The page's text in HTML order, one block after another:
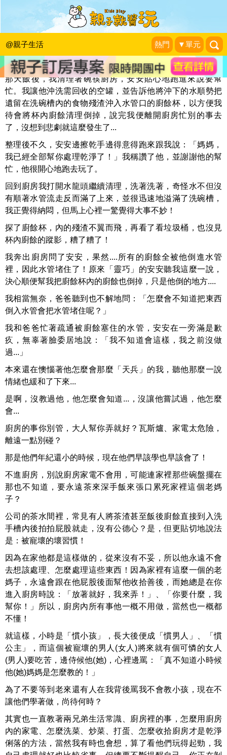
@親子生活 熱門 ▼單元
家務攬身上？孩子沒讓他做，他怎麼會
藍子兄弟|2015-03-28
那天飯後，我清理著碗筷廚房，安安貼心地跑進來說要幫
忙。我讓他沖洗需回收的空罐，並告訴他將沖下的水順勢把
遺留在洗碗槽內的食物殘渣沖入水管口的廚餘杯，以方便我
待會將杯內廚餘清理倒掉，說完我便離開廚房忙別的事去
了，沒想到悲劇就這麼發生了...
整理後不久，安安邊擦乾手邊得意得跑來跟我說：「媽媽，
我已經全部幫你處理乾淨了！」我稱讚了他，並謝謝他的幫
忙，他很開心地跑去玩了。
回到廚房我打開水龍頭繼續清理，洗著洗著，奇怪水不但沒
有順著水管流走反而滿了上來，並很迅速地溢滿了洗碗槽，
我正覺得納悶，但馬上心裡一驚覺得大事不妙！
探了廚餘杯，內的殘渣不翼而飛，再看了看垃圾桶，也沒見
杯內廚餘的蹤影，糟了糟了！
我奔出廚房問了安安，果然....所有的廚餘全被他倒進水管
裡，因此水管堵住了！原來「靈巧」的安安聽我這麼一說，
決心順便幫我把廚餘杯內的廚餘也倒掉，只是他倒的地方....
我相當無奈，爸爸聽到也不解地問：「怎麼會不知道把東西
倒入水管會把水管堵住呢？」
我和爸爸忙著疏通被廚餘塞住的水管，安安在一旁滿是歉
疚，無辜著臉委居地說：「我不知道會這樣，我之前沒做
過...」
本來還在懊惱著他怎麼會那麼「天兵」的我，聽他那麼一說
情緒也緩和了下來...
是啊，沒教過他，他怎麼會知道...，沒讓他嘗試過，他怎麼
會...
廚房的事你別管，大人幫你弄就好？瓦斯爐、家電太危險，
離遠一點別碰？
那是他們年紀還小的時候，現在他們早該學也早該會了！
不進廚房，別說廚房家電不會用，可能連家裡那些碗盤擺在
那也不知道，要永遠茶來深手飯來張口累死家裡這個老媽
子？
公司的茶水間裡，常見有人將茶渣甚至飯後廚餘直接到入洗
手槽內後拍拍屁股就走，沒有公德心？是，但更貼切地說法
是：被寵壞的壞習慣！
因為在家他都是這樣做的，從來沒有不妥，所以他永遠不會
去想該處理、怎麼處理這些東西！因為家裡有這麼一個的老
媽子，永遠會跟在他屁股後面幫他收拾善後，而她總是在你
進入廚房時說：「放著就好，我來弄！」、「你要什麼，我
幫你！」所以，廚房內所有事他一概不用做，當然也一概都
不懂！
就這樣，小時是「慣小孩」，長大後便成「慣男人」、「慣
公主」，而這個被寵壞的男人(女人)將來就有個可憐的女人
(男人)要吃苦，邊侍候他(她)，心裡邊罵：「真不知道小時候
他(她)媽媽是怎麼教的！」
為了不要等到老來還有人在我背後罵我不會教小孩，現在不
讓他們學著做，尚待何時？
其實也一直教著兩兄弟生活常識、廚房裡的事，怎麼用廚房
內的家電、怎麼洗菜、炒菜、打蛋、怎麼收拾廚房才是乾淨
俐落的方法，當然我有時也會想，算了看他們玩得起勁，我